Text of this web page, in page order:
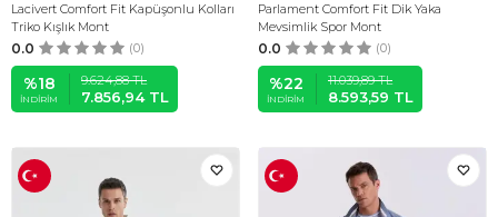
Lacivert Comfort Fit Kapüşonlu Kolları
Triko Kışlık Mont
0.0 (0)
%18
İNDIRIM
9.624,88TL
7.856,94TL
Parlament Comfort Fit Dik Yaka
Mevsimlik Spor Mont
0.0 (0)
%22
İNDIRIM
11.039,89TL
8.593,59 TL